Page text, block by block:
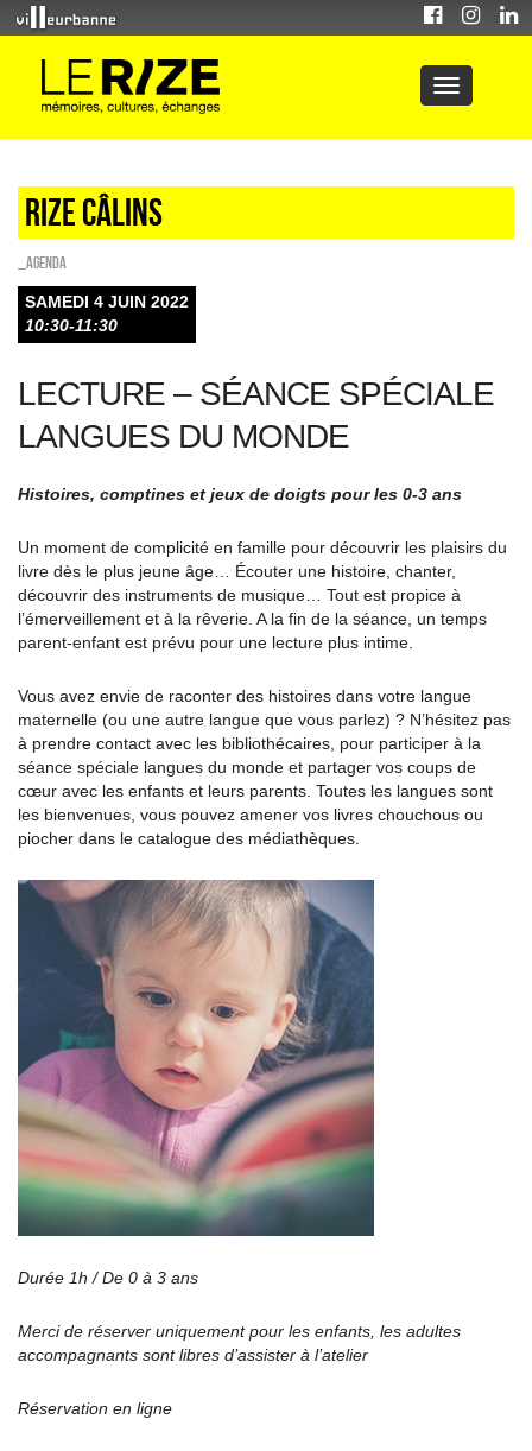
Rize Câlins
_Agenda
SAMEDI 4 JUIN 2022
10:30-11:30
LECTURE – SÉANCE SPÉCIALE
LANGUES DU MONDE
Histoires, comptines et jeux de doigts pour les 0-3 ans
Un moment de complicité en famille pour découvrir les plaisirs du
livre dès le plus jeune âge… Écouter une histoire, chanter,
découvrir des instruments de musique… Tout est propice à
l’émerveillement et à la rêverie. A la fin de la séance, un temps
parent-enfant est prévu pour une lecture plus intime.
Vous avez envie de raconter des histoires dans votre langue
maternelle (ou une autre langue que vous parlez) ? N’hésitez pas
à prendre contact avec les bibliothécaires, pour participer à la
séance spéciale langues du monde et partager vos coups de
cœur avec les enfants et leurs parents. Toutes les langues sont
les bienvenues, vous pouvez amener vos livres chouchous ou
piocher dans le catalogue des médiathèques.
Durée 1h / De 0 à 3 ans
Merci de réserver uniquement pour les enfants, les adultes
accompagnants sont libres d’assister à l’atelier
Réservation en ligne